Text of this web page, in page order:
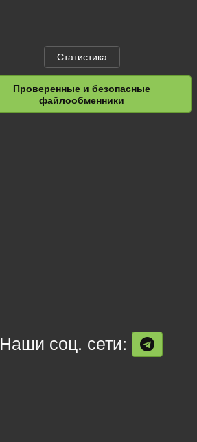
Статистика
Проверенные и безопасные
файлообменники
Наши соц. сети: